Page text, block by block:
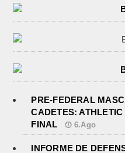
PRE-FEDERAL
CADETES:
FINAL
6.Ago
INFORME DE